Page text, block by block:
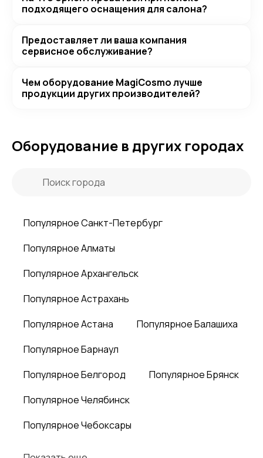
подходящего оснащения для салона?
Предоставляет ли ваша компания
сервисное обслуживание?
Чем оборудование MagiCosmo лучше
продукции других производителей?
Оборудование в других городах
Популярное Санкт-Петербург
Популярное Алматы
Популярное Архангельск
Популярное Астрахань
Популярное Астана
Популярное Балашиха
Популярное Барнаул
Популярное Белгород
Популярное Брянск
Популярное Челябинск
Популярное Чебоксары